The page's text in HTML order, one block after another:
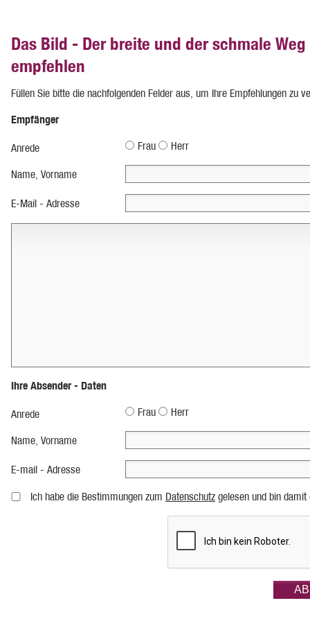
Das Bild - Der breite und der schmale Weg
empfehlen
Füllen Sie bitte die nachfolgenden Felder aus, um Ihre Empfehlungen zu
Empfänger
Anrede Frau Herr
Name, Vorname
E-Mail - Adresse
Ihre Absender - Daten
Anrede Frau Herr
Name, Vorname
E-mail - Adresse
Ich habe die Bestimmungen zum Datenschutz gelesen und bin